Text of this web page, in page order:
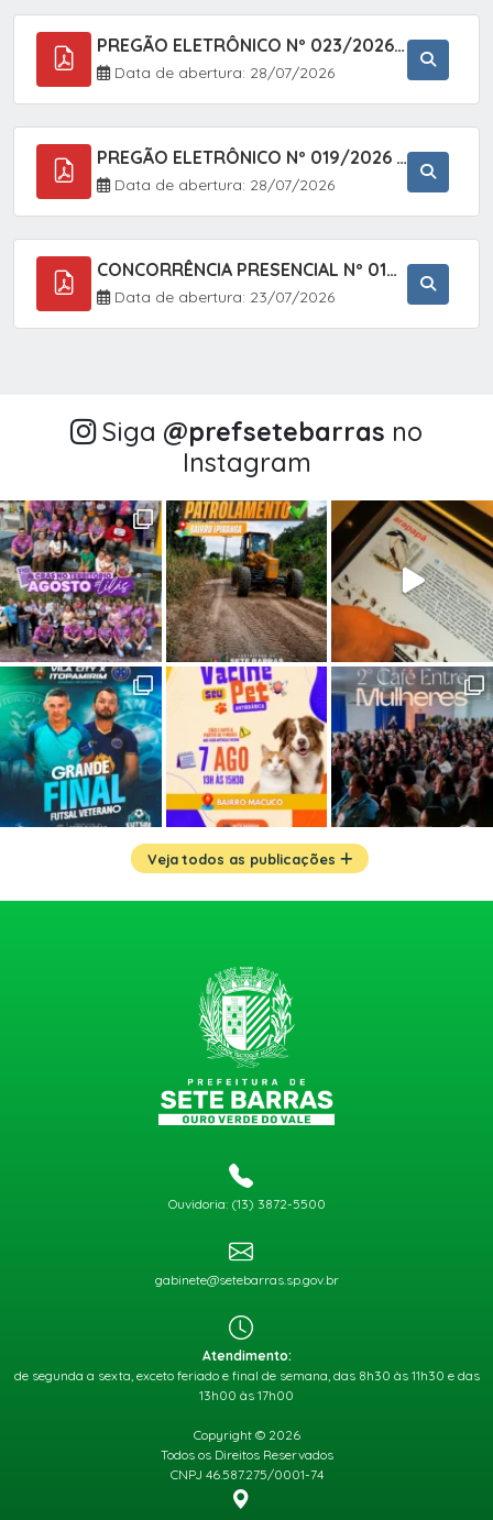
PREGÃO ELETRÔNICO Nº 023/2026 - AQUISIÇÃO DE ENXOVAL INFANTIL, EM ATENDIMENTO À SECRETARIA MUNICIPAL DE EDUCAÇÃO, ATRAVÉS DO SISTEMA DE REGISTRO DE PREÇOS (SRP).
Data de abertura: 28/07/2026
PREGÃO ELETRÔNICO Nº 019/2026 - CONTRATAÇÃO DE EMPRESA ESPECIALIZADA PARA A PRESTAÇÃO DE SERVIÇOS VETERINÁRIOS CLÍNICOS E CIRÚRGICOS, COM FOCO EM AÇÕES DE SAÚDE PÚBLICA, BEM-ESTAR ANIMAL E CONTROLE POPULACIONAL ÉTICO DE CÃES E GATOS, EM ATENDIMENTO À
Data de abertura: 28/07/2026
CONCORRÊNCIA PRESENCIAL Nº 018/2026 - PAVIMENTAÇÃO ASFÁLTICA NO BAIRRO VOTUPOCA ? ESTRADA DA RAPOSA, NO MUNICÍPIO DE SETE BARRAS/SP
Data de abertura: 23/07/2026
Siga @‌prefsetebarras no
Instagram
Veja todos as publicações
Ouvidoria: (13) 3872-5500
gabinete@setebarras.sp.gov.br
Atendimento:
de segunda a sexta, exceto feriado e final de semana, das 8h30 às 11h30 e das
13h00 às 17h00
Copyright © 2026
Todos os Direitos Reservados
CNPJ 46.587.275/0001-74